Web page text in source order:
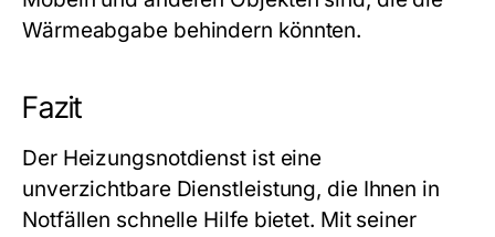
Wärmeabgabe behindern könnten.
Fazit
Der Heizungsnotdienst ist eine
unverzichtbare Dienstleistung, die Ihnen in
Notfällen schnelle Hilfe bietet. Mit seiner